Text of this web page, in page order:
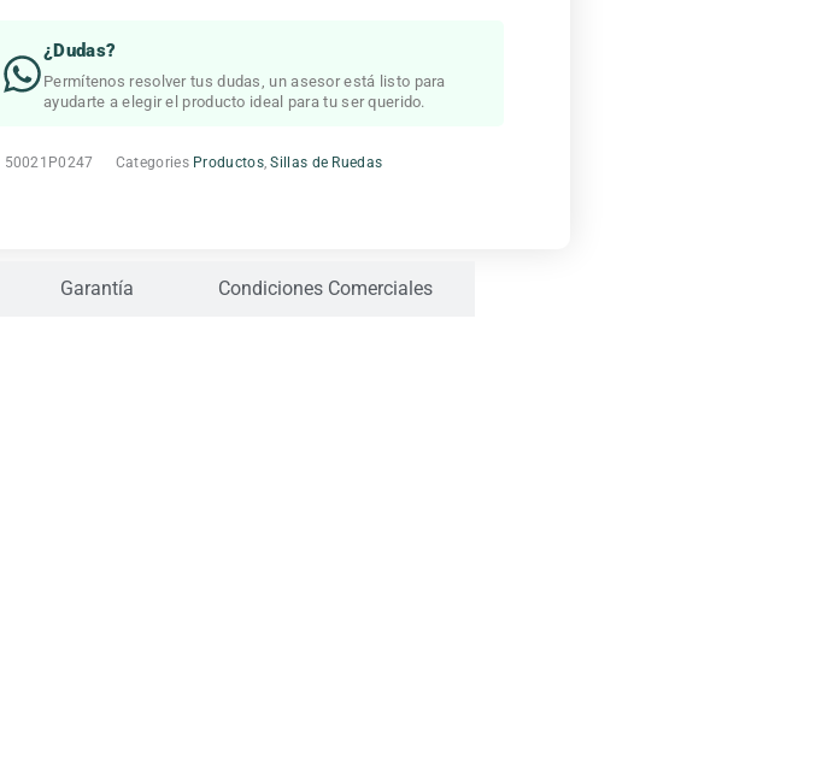
¿Dudas?
Permítenos resolver tus dudas, un asesor está listo para
ayudarte a elegir el producto ideal para tu ser querido.
50021P0247 Categories Productos,Sillas de Ruedas
Garantía Condiciones Comerciales